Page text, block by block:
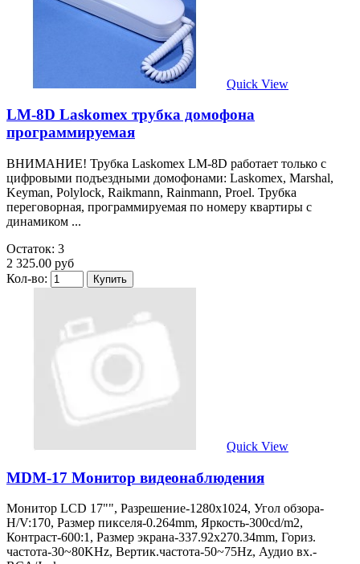
Quick View
LM-8D Laskomex трубка домофона
программируемая
ВНИМАНИЕ! Трубка Laskomex LM-8D работает только с
цифровыми подъездными домофонами: Laskomex, Marshal,
Keyman, Polylock, Raikmann, Rainmann, Proel. Трубка
переговорная, программируемая по номеру квартиры с
динамиком ...
Остаток: 3
2 325.00 руб
Кол-во:
Quick View
MDM-17 Монитор видеонаблюдения
Монитор LCD 17"", Разрешение-1280х1024, Угол обзора-
H/V:170, Размер пикселя-0.264mm, Яркость-300cd/m2,
Контраст-600:1, Размер экрана-337.92х270.34mm, Гориз.
частота-30~80KHz, Вертик.частота-50~75Hz, Аудио вх.-